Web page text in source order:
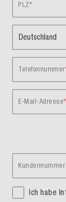
PLZ
Telefonnummer
E-Mail-Adresse
Kundennummer
Ich habe